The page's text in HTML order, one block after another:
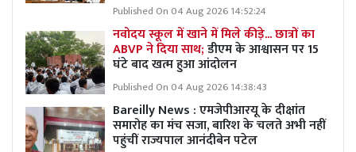
Published On 04 Aug 2026 14:52:24
नवोदय स्कूल में खाने में मिले कीड़े... छात्रों का
ABVP ने दिया साथ;डीएम के आश्वासन पर 15
घंटे बाद खत्म हुआ आंदोलन
Published On 04 Aug 2026 14:38:43
Bareilly News : एमजेपीआरयू के दीक्षांत
समारोह का मंच सजा, बारिश के चलते अभी नहीं
पहुंचीं राज्यपाल आनंदीबेन पटेल